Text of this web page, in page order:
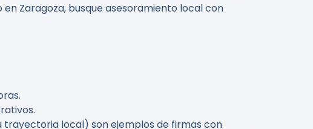
en Zaragoza, busque asesoramiento local con
trayectoria local) son ejemplos de firmas con